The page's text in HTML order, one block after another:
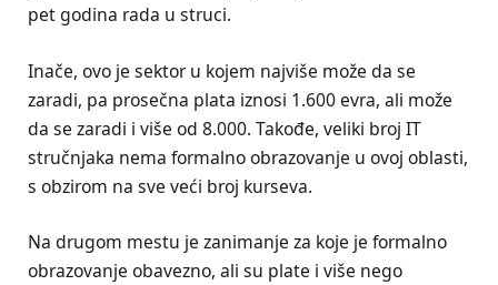
pet godina rada u struci.
Inače, ovo je sektor u kojem najviše može da se
zaradi, pa prosečna plata iznosi 1.600 evra, ali može
da se zaradi i više od 8.000. Takođe, veliki broj IT
stručnjaka nema formalno obrazovanje u ovoj oblasti,
s obzirom na sve veći broj kurseva.
Na drugom mestu je zanimanje za koje je formalno
obrazovanje obavezno, ali su plate i više nego